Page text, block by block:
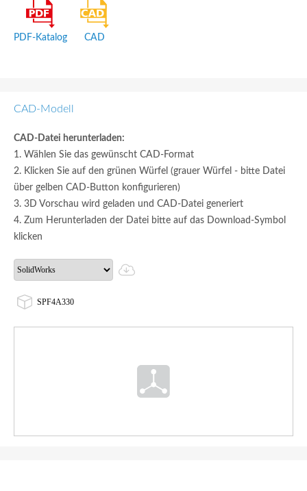
PDF-Katalog CAD
CAD-Modell
CAD-Datei herunterladen:
1. Wählen Sie das gewünscht CAD-Format
2. Klicken Sie auf den grünen Würfel (grauer Würfel - bitte Datei
über gelben CAD-Button konfigurieren)
3. 3D Vorschau wird geladen und CAD-Datei generiert
4. Zum Herunterladen der Datei bitte auf das Download-Symbol
klicken
SPF4A330